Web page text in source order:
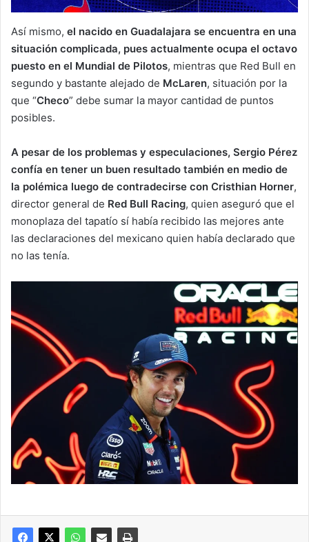
Así mismo, el nacido en Guadalajara se encuentra en una
situación complicada, pues actualmente ocupa el octavo
puesto en el Mundial de Pilotos, mientras que Red Bull en
segundo y bastante alejado de McLaren, situación por la
que “Checo” debe sumar la mayor cantidad de puntos
posibles.
A pesar de los problemas y especulaciones, Sergio Pérez
confía en tener un buen resultado también en medio de
la polémica luego de contradecirse con Cristhian Horner,
director general de Red Bull Racing, quien aseguró que el
monoplaza del tapatío sí había recibido las mejores ante
las declaraciones del mexicano quien había declarado que
no las tenía.